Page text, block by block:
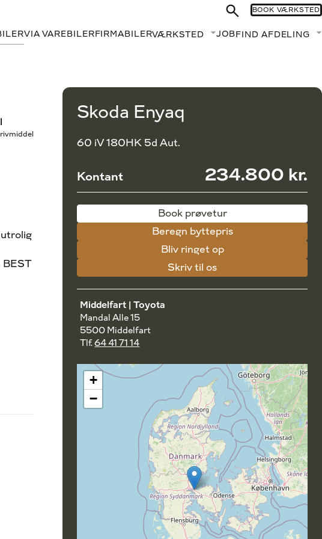
VIA VAREBILER FIRMABILERVÆRKSTED Fold undermenu ud
JOB FIND AFDELING
BOOK VÆRKSTED
BEST
Skoda Enyaq
60 iV 180HK 5d Aut.
Kontant 234.800 kr.
Book prøvetur
Beregn byttepris
Bliv ringet op
Skriv til os
Middelfart | Toyota
Mandal Alle 15
5500 Middelfart
Tlf.64 41 71 14